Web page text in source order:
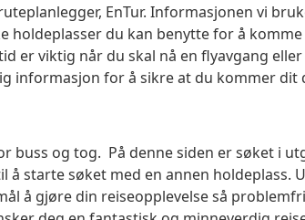
EnTur. Informasjonen vi
du kan benytte for å
er viktig når du skal nå en flyavgang
informasjon for å sikre at du kommer dit
buss og tog. På denne siden er søket i
å starte søket med en annen
å gjøre din reiseopplevelse så